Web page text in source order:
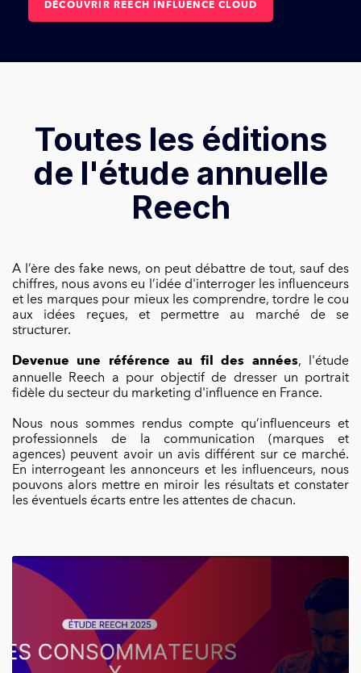
DÉCOUVRIR REECH INFLUENCE CLOUD
Toutes les éditions
de l'étude annuelle
Reech
A l’ère des fake news, on peut débattre de tout, sauf des
chiffres, nous avons eu l’idée d'interroger les influenceurs
et les marques pour mieux les comprendre, tordre le cou
aux idées reçues, et permettre au marché de se
structurer.
Devenue une référence au fil des années, l'étude
annuelle Reech a pour objectif de dresser un portrait
fidèle du secteur du marketing d'influence en France.
Nous nous sommes rendus compte qu’influenceurs et
professionnels de la communication (marques et
agences) peuvent avoir un avis différent sur ce marché.
En interrogeant les annonceurs et les influenceurs, nous
pouvons alors mettre en miroir les résultats et constater
les éventuels écarts entre les attentes de chacun.